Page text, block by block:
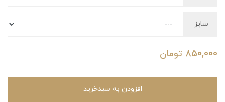
سایز
850,000 تومان
افزودن به سبدخرید